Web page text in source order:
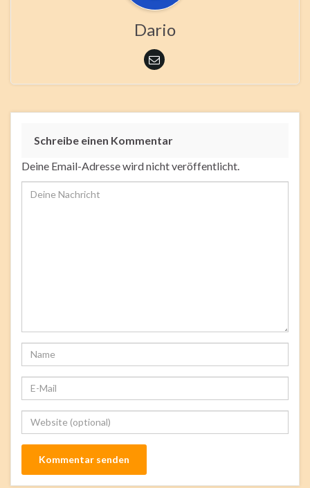
Dario
Schreibe einen Kommentar
Deine Email-Adresse wird nicht veröffentlicht.